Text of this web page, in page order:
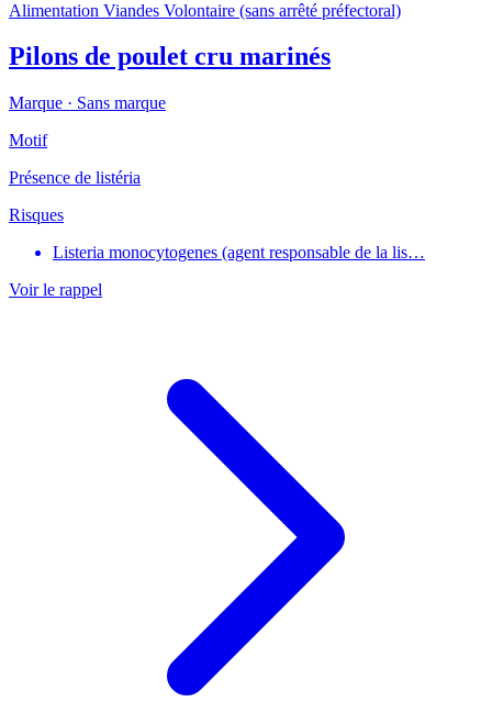
Alimentation Viandes Volontaire (sans arrêté préfectoral)
Pilons de poulet cru marinés
Marque · Sans marque
Motif
Présence de listéria
Risques
Listeria monocytogenes (agent responsable de la lis…
Voir le rappel